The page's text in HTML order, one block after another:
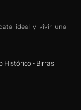
ideal y vivir una
Histórico - Birras